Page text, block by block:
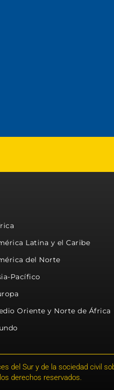
Latina y el Caribe
del Norte
Pacífico
Oriente y Norte de África
del Sur y de la sociedad civil
derechos reservados.